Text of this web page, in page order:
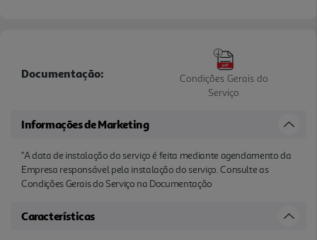
Documentação:
Condições Gerais do
Serviço
Informações de Marketing
"A data de instalação do serviço é feita mediante agendamento da
Empresa responsável pela instalação do serviço. Consulte as
Condições Gerais do Serviço na Documentação
Características